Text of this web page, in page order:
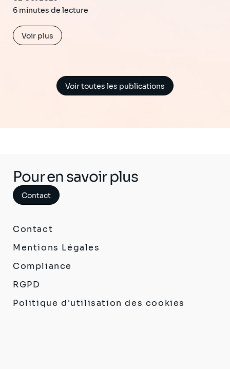
6 minutes de lecture
Voir plus
Voir toutes les publications
Pour en savoir plus
Contact
Contact
Mentions Légales
Compliance
RGPD
Politique d'utilisation des cookies